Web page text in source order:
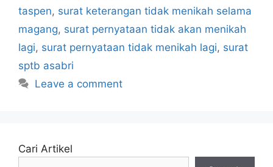
taspen, surat keterangan tidak menikah selama
magang, surat pernyataan tidak akan menikah
lagi, surat pernyataan tidak menikah lagi, surat
sptb asabri
Leave a comment
Cari Artikel